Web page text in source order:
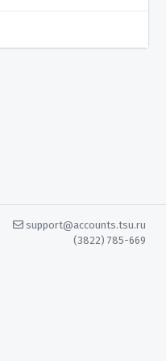
support@accounts.tsu.ru
(3822) 785-669